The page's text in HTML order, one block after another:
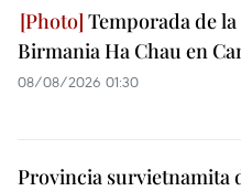
Temporada de
Birmania Ha Chau en
08/08/2026 01:30
Provincia survietnamita